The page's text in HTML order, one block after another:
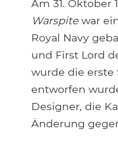
Am 31. Oktober
Warspite war
Royal Navy
und First Lord
wurde die erste
entworfen
Designer, die
Änderung